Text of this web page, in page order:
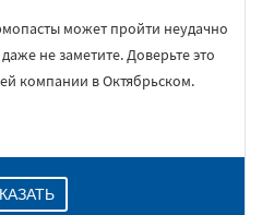
может пройти неудачно
не заметите. Доверьте это
компании в Октябрьском.